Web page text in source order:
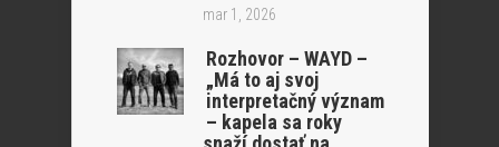
mar 1, 2026
Rozhovor – WAYD –
„Má to aj svoj
interpretačný význam
– kapela sa roky